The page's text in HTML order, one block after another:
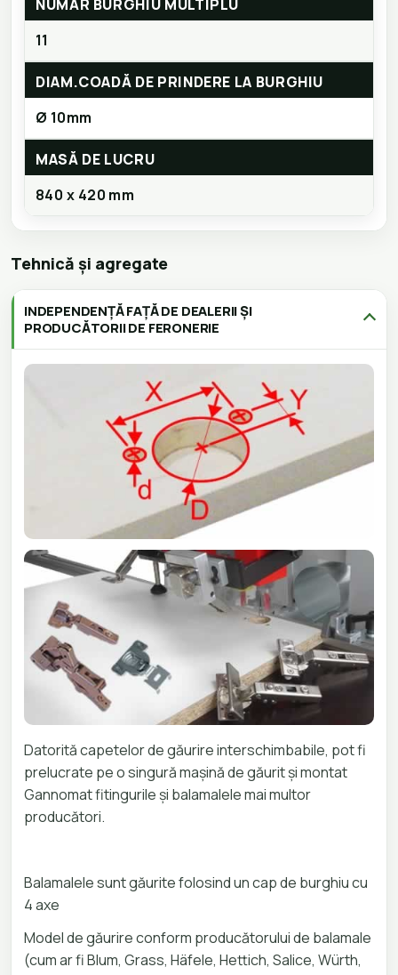
NUMĂR BURGHIU MULTIPLU
11
DIAM.COADĂ DE PRINDERE LA BURGHIU
Ø 10mm
MASĂ DE LUCRU
840 x 420 mm
Tehnică și agregate
INDEPENDENȚĂ FAȚĂ DE DEALERII ȘI
PRODUCĂTORII DE FERONERIE
Datorită capetelor de găurire interschimbabile, pot fi
prelucrate pe o singură mașină de găurit și montat
Gannomat fitingurile și balamalele mai multor
producători.
Balamalele sunt găurite folosind un cap de burghiu cu
4 axe
Model de găurire conform producătorului de balamale
(cum ar fi Blum, Grass, Häfele, Hettich, Salice, Würth,